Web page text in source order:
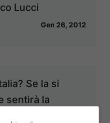
Lucci
Gen 26, 2012
Se la si
sentirà la